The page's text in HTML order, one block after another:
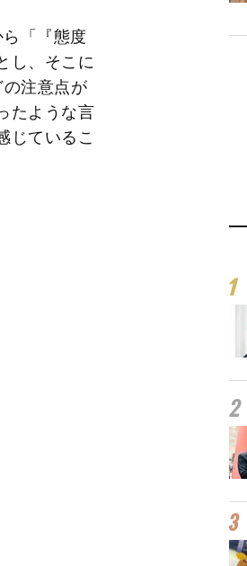
「『態度
し、そこに
注意点が
たような言
じているこ